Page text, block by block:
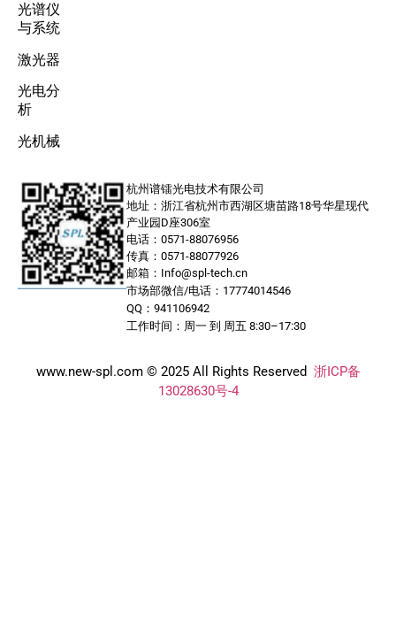
光谱仪
与系统
激光器
光电分
析
光机械
杭州谱镭光电技术有限公司
地址：浙江省杭州市西湖区塘苗路18号华星现代
产业园D座306室
电话：0571-88076956
传真：0571-88077926
邮箱：Info@spl-tech.cn
市场部微信/电话：17774014546
QQ：941106942
工作时间：周一 到 周五 8:30–17:30
www.new-spl.com © 2025 All Rights Reserved 浙ICP备
13028630号-4